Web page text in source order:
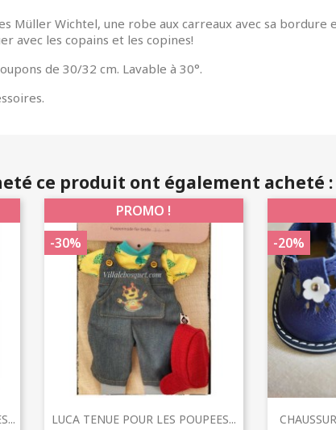
Müller Wichtel, une robe aux carreaux avec sa
avec les copains et les copines!
de 30/32 cm. Lavable à 30°.
ce produit ont également acheté :
Aperçu rapide
LUCA TENUE POUR LES POUPEES...
PROMO !
-30%

-20%